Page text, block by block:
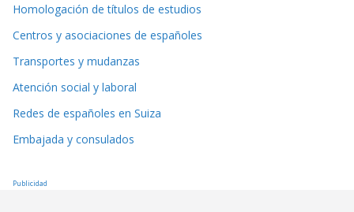
Homologación de títulos de estudios
Centros y asociaciones de españoles
Transportes y mudanzas
Atención social y laboral
Redes de españoles en Suiza
Embajada y consulados
Publicidad